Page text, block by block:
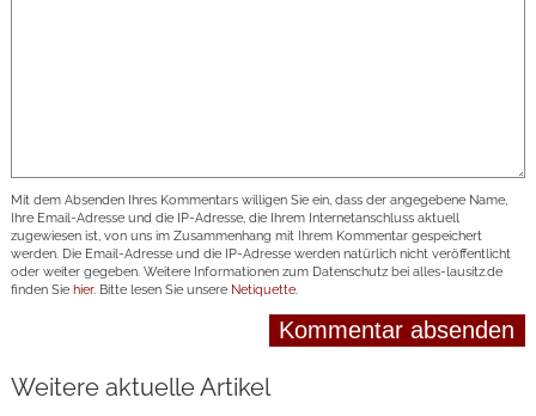
Mit dem Absenden Ihres Kommentars willigen Sie ein, dass der angegebene Name,
Ihre Email-Adresse und die IP-Adresse, die Ihrem Internetanschluss aktuell
zugewiesen ist, von uns im Zusammenhang mit Ihrem Kommentar gespeichert
werden. Die Email-Adresse und die IP-Adresse werden natürlich nicht veröffentlicht
oder weiter gegeben. Weitere Informationen zum Datenschutz bei alles-lausitz.de
finden Sie hier. Bitte lesen Sie unsere Netiquette.
Weitere aktuelle Artikel